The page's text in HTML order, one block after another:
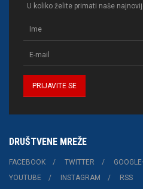
U koliko želite primati naše
DRUŠTVENE MREŽE
FACEBOOK TWITTER
YOUTUBE
INSTAGRAM RSS